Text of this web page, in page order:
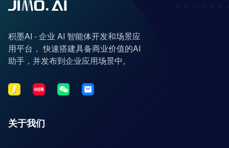
积墨AI - 企业 AI 智能体开发和场景应
用平台， 快速搭建具备商业价值的AI
助手，并发布到企业应用场景中。
关于我们